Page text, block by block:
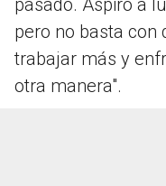
pasado. Aspiro a
pero no basta con
trabajar más y
otra manera".